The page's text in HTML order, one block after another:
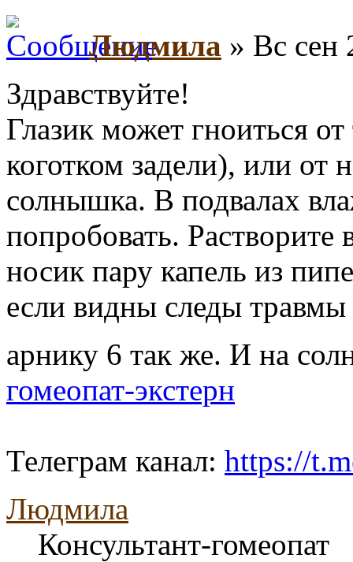
Людмила » Вс сен
Здравствуйте!
Глазик может гноиться
коготком задели), или от
солнышка. В подвалах
попробовать.
носик пару капель из
если видны следы травмы
арнику 6 так же. И на
гомеопат-экстерн
Телеграм канал: https://
Людмила
Консультант-гомеопат